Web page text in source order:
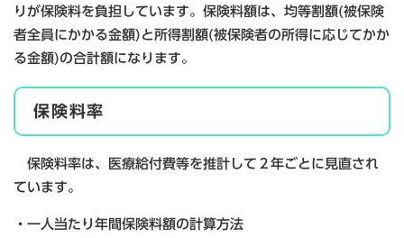
りが保険料を負担しています。保険料額は、均等割額(被保険
者全員にかかる金額)と所得割額(被保険者の所得に応じてかか
る金額)の合計額になります。
保険料率
保険料率は、医療給付費等を推計して２年ごとに見直され
ています。
・一人当たり年間保険料額の計算方法